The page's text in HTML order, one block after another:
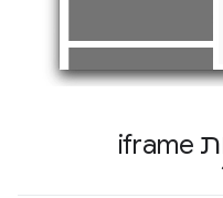
למה כדאי לטעון מסגרות iframe